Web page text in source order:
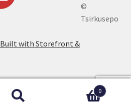
©
Tsirkusepo
Built with Storefront &
0